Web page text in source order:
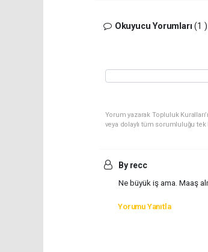
Okuyucu Yorumları(1 )
Yorum yazarak Topluluk
veya dolaylı tüm sorumluluğu
By recc
Ne büyük iş ama. Maaş
Yorumu Yanıtla